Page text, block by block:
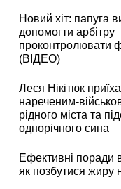
Новий хіт: папуга
допомогти арбітру
проконтролювати
(ВІДЕО)
Леся Нікітюк
нареченим-
рідного міста та
однорічного сина
Ефективні поради
як позбутися жиру